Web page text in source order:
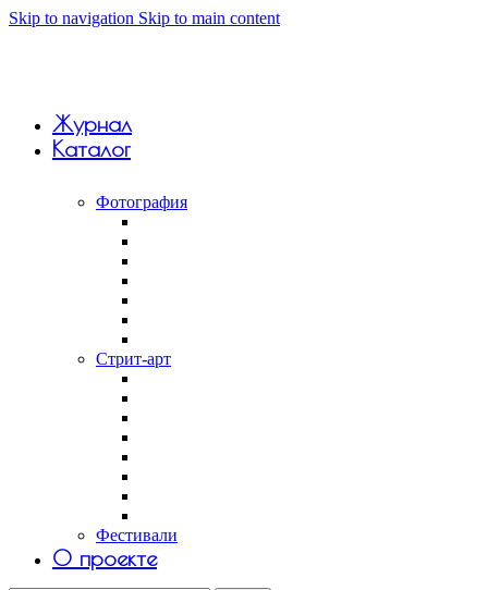
Skip to navigation Skip to main content
Журнал
Каталог
Фотография
Стрит-арт
Фестивали
О проекте